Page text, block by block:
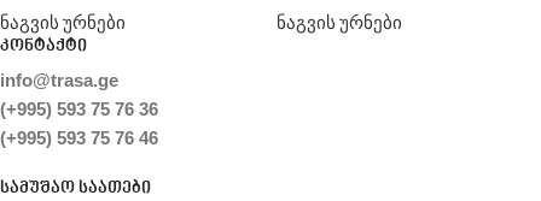
ნაგვის ურნები ნაგვის ურნები
კონტაქტი
info@trasa.ge
(+995) 593 75 76 36
(+995) 593 75 76 46
სამუშაო საათები